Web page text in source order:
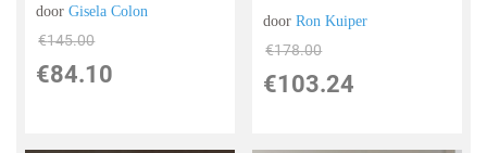
doorGisela Colon
€145.00
€84.10
doorRon Kuiper
€178.00
€103.24